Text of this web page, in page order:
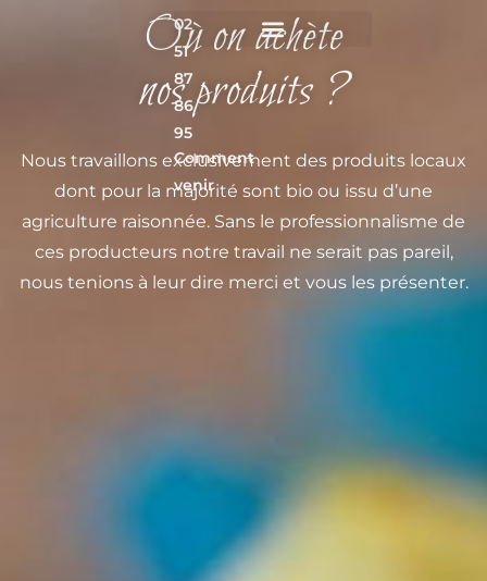
02
51
87
86
95
Comment
venir
Où on achète
nos produits ?
Nous travaillons exclusivement des produits locaux
dont pour la majorité sont bio ou issu d’une
agriculture raisonnée. Sans le professionnalisme de
ces producteurs notre travail ne serait pas pareil,
nous tenions à leur dire merci et vous les présenter.